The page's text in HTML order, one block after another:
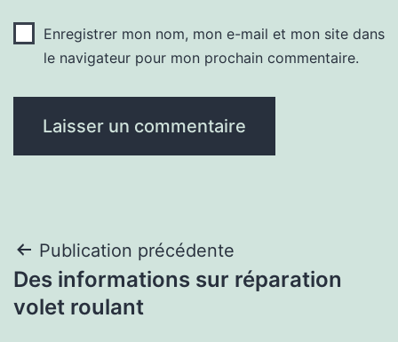
Enregistrer mon nom, mon e-mail et mon site dans
le navigateur pour mon prochain commentaire.
Navigation
de
Publication précédente
Des informations sur réparation
volet roulant